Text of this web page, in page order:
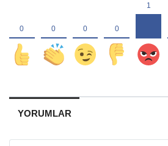
YORUMLAR